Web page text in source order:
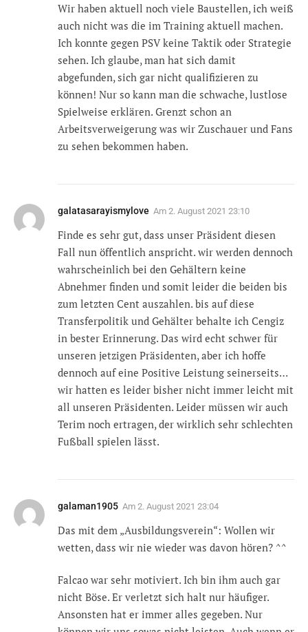
Wir haben aktuell noch viele Baustellen, ich weiß
auch nicht was die im Training aktuell machen.
Ich konnte gegen PSV keine Taktik oder Strategie
sehen. Ich glaube, man hat sich damit
abgefunden, sich gar nicht qualifizieren zu
können! Nur so kann man die schwache, lustlose
Spielweise erklären. Grenzt schon an
Arbeitsverweigerung was wir Zuschauer und Fans
zu sehen bekommen haben.
galatasarayismylove Am 2. August 2021 23:10
Finde es sehr gut, dass unser Präsident diesen
Fall nun öffentlich anspricht. wir werden dennoch
wahrscheinlich bei den Gehältern keine
Abnehmer finden und somit leider die beiden bis
zum letzten Cent auszahlen. bis auf diese
Transferpolitik und Gehälter behalte ich Cengiz
in bester Erinnerung. Das wird echt schwer für
unseren jetzigen Präsidenten, aber ich hoffe
dennoch auf eine Positive Leistung seinerseits…
wir hatten es leider bisher nicht immer leicht mit
all unseren Präsidenten. Leider müssen wir auch
Terim noch ertragen, der wirklich sehr schlechten
Fußball spielen lässt.
galaman1905 Am 2. August 2021 23:04
Das mit dem „Ausbildungsverein“: Wollen wir
wetten, dass wir nie wieder was davon hören? ^^
Falcao war sehr motiviert. Ich bin ihm auch gar
nicht Böse. Er verletzt sich halt nur häufiger.
Ansonsten hat er immer alles gegeben. Nur